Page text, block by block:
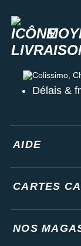
Colissimo,
Délais &
AIDE
CARTES
NOS